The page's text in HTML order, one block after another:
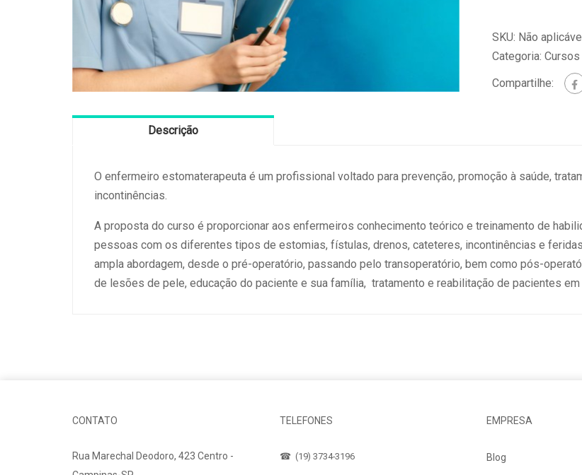
SKU: Não aplicável
Categoria:
Compartilhe:
Descrição
O enfermeiro estomaterapeuta é um profissional voltado para prevenção, promoção à saúde,
incontinências.
A proposta do curso é proporcionar aos enfermeiros conhecimento teórico e treinamento de
pessoas com os diferentes tipos de estomias, fístulas, drenos, cateteres, incontinências e
ampla abordagem, desde o pré-operatório, passando pelo transoperatório, bem como pós-
de lesões de pele, educação do paciente e sua família, tratamento e reabilitação de pacientes
CONTATO
Rua Marechal Deodoro, 423 Centro -
TELEFONES
☎ (19) 3734-3196
EMPRESA
Blog